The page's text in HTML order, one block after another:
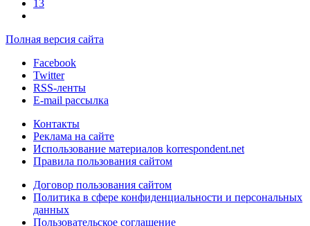
13
Полная версия сайта
Facebook
Twitter
RSS-ленты
E-mail рассылка
Контакты
Реклама на сайте
Использование материалов korrespondent.net
Правила пользования сайтом
Договор пользования сайтом
Политика в сфере конфиденциальности и персональных
данных
Пользовательское соглашение